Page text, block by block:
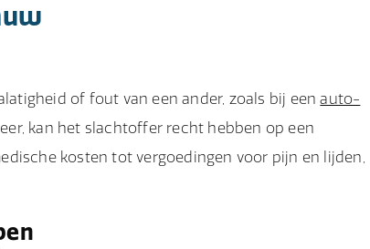
of fout van een ander, zoals bij eenauto-
kan het slachtoffer recht hebben op een
kosten tot vergoedingen voor pijn en lijden,